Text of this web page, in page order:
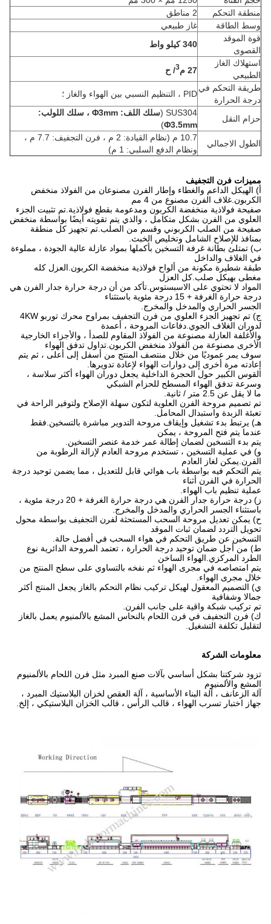
منطقة التحكم
وسط الطاقة
غاز طبيعي
قوة الموقد
القصوى
340 كيلو واط
استهلاك الغاز
الطبيعي
27 م
/ ح
طريقة التحكم في
درجة الحرارة
PID ، التنظيم النسبي بين الهواء والغاز ؛
حزام النقل
SUS304 (
سلك اللف: Φ3mm ، سلك اللولب:
Φ3.5mm
)
الطول الاجمالي
10.7 م (نظام القيادة: 2 م ، فرن التجفيف: 7.7 م ،
ونظام الدفع السلبي: 1 م)
مميزات فرن التجفيف
أ) الهيكل الداعم والغطاء وإطار الفرن مصنوعان من الفولاذ منخفض
الكربون.غلاف الفرن مصنوع من 4 مم
صفيحة فولاذية منخفضة الكربون ومدعومة بقطع فولاذية.تم تثبيت الجزء
العلوي من الفرن بشكل متكامل ، والذي يتم تقويته أيضًا بواسطة منخفض
صفيحة من الصلب الكربوني وقسم من الصلب.تم تجهيز كل منطقة
بمنافذ للإصلاح الشامل وتخليص الخبث.
ب) تمتلئ بطانة غرفة التسخين بأكملها بمواد عازلة عالية الجودة ، مملوءة
في الغلاف والداخل
طبقة شطيرة مكونة من ألواح فولاذية منخفضة الكربون.العزل كله
مغطى بهيكل صلب.كل العزل
المواد لا تحتوي على الاسبستوس.تأكد من أن درجة حرارة جدار الفرن هي
درجة حرارة الغرفة + 15 درجة مئوية باستثناء
الجسر الحراري والمدخل والمخرج.
ج) تم تجهيز الجزء العلوي من فرن التجفيف بمراوح محرك توربو 4KW
لدوران الغلاف الجوي.دفاعات المروحة ، أعمدة
والأغلفة العازلة مصنوعة من الفولاذ المقاوم للصدأ ، والأجزاء الخارجية
الأخرى مصنوعة من الفولاذ منخفض الكربون.تداول تدفق الهواء
سوف يمر عموديًا من خلال منتصف المنتج من أسفل إلى أعلى ، ثم يتم
إعادته مرة أخرى إلى دوارات الهواء لإعادة تدويرها.
القوس الكبير حول الحجرة الداخلية يجعل دوران الهواء أكثر سلاسة ،
وسرعة تدفق الهواء المسطح للحزام الشبكي
ما لا يقل عن 2.5 متر / ثانية.
تم تصميم مروحة الفرن العلوية لتكون سهلة الإصلاح ولتوفير الراحة في
تعبئة الزبدة واستبدال المحامل.
هـ) يرتبط بدء تشغيل وإيقاف مروحة التدوير مباشرة بالتسخين.فقط
عندما يتم فتح المروحة ، يمكن
يتم بدء التسخين لضمان إطالة عمر خدمة عنصر التسخين.
و) في عملية التسخين ، تستخدم مروحة العادم لإزالة الرطوبة من
الفرن.يمكن لغاز العادم
يتم التحكم فيه بواسطة باب هوائي قابل للتعديل ، مما يضمن توحيد درجة
الحرارة في الفرن أثناء
عملية تنظيم باب الهواء.
ز) درجة حرارة جدار الفرن هي درجة حرارة الغرفة + 20 درجة مئوية ،
باستثناء الجسر الحراري والمدخل والمخرج.
ح) يمكن تعديل مروحة السحب المستحثة لفرن التجفيف بواسطة محول
تحويل التردد لضمان ثبات الموقد
التسخين عن طريق التحكم في هواء السحب في أفضل حالة.
ط) من أجل ضمان توحيد درجة الحرارة ، تعتمد المروحة الدائرية نوع
الطرد المركزي.الهواء الساخن
يتم امتصاصه في مجرى الهواء ثم نفخه بالتساوي على سطح المنتج من
خلال مجرى الهواء.
ي) التصميم المعقول لهيكل تركيب نظام التحكم بالغاز يجعل المنتج أكثر
جمالا وشفافية
تم تركيب شبكة واقية على جانب الفرن.
ك) فرن التجفيف في فرن اللحام بالنحاس المشع بالألمنيوم يعمل بالغاز
لتقليل تكلفة التشغيل.
معلومات الشركة
تزود شركتنا بشكل أساسي بآلات صنع المبرد مثل فرن اللحام بالألمنيوم
المشع والألمنيوم
آلة الزعانف ، آلة البناء الأساسية ، آلة العقص لخزان البلاستيك المبرد ،
جهاز اختبار تسرب الهواء ، قالب الرأس ، قالب الخزان البلاستيكي ، إلخ.